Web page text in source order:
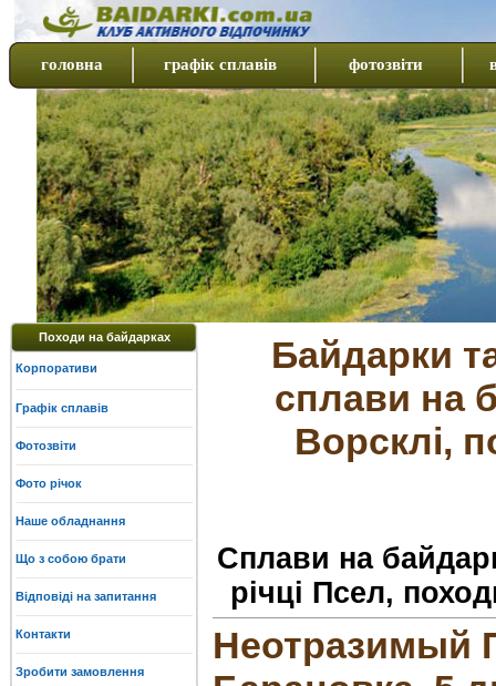
головна графік сплавів фотозвіти
Походи на байдарках
Корпоративи
Графік сплавів
Фотозвіти
Фото річок
Наше обладнання
Що з собою брати
Відповіді на запитання
Контакти
Зробити замовлення
Байдарки
сплави на
Ворсклі,
Сплави на
річці Псел,
Неотразимый